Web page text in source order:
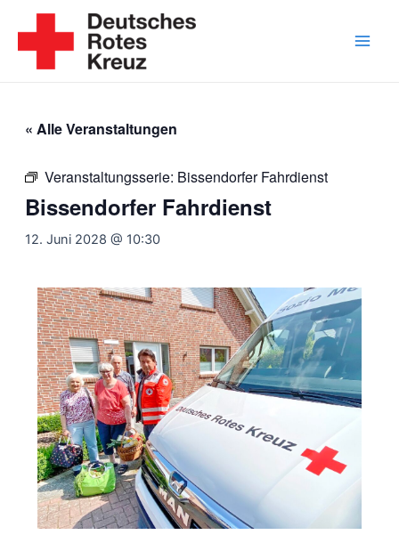
Inhalt
springen
« Alle Veranstaltungen
Veranstaltungsserie: Bissendorfer Fahrdienst
Bissendorfer Fahrdienst
12. Juni 2028 @ 10:30